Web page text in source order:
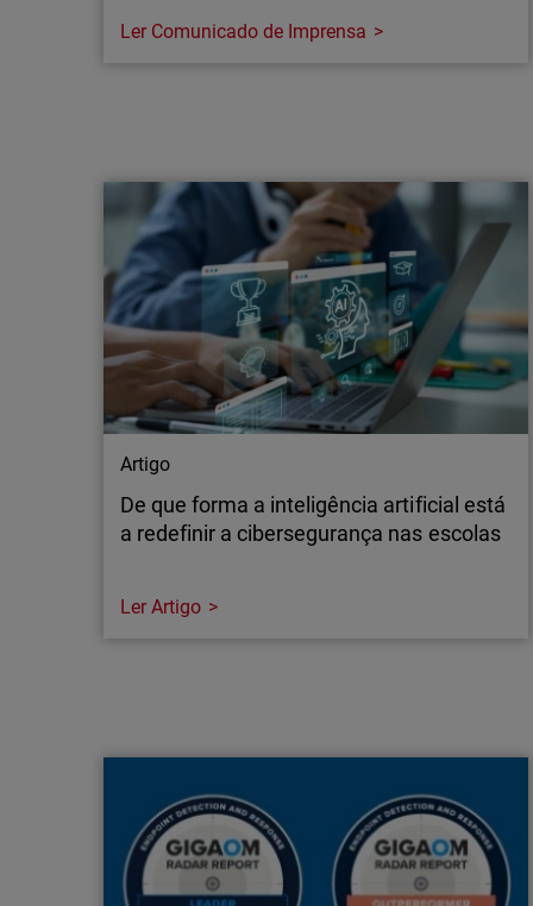
A WatchGuard® Technologies, líder global em
cibersegurança unificada para fornecedores
de serviços geridos (MSPs), anunciou hoje
novos investimentos em IA de fronteira para
segurança de aplicações, alargando o acesso
a capacidades avançadas tanto da OpenAI
como da Anthropic. Ao contrário de…
Ler Comunicado de Imprensa
Artigo
De que forma a inteligência artificial está
a redefinir a cibersegurança nas escolas
ensino básico e secundário. Descubra como
as escolas podem defender as salas de aula,
proteger os dados dos alunos e cumprir as
normas de conformidade em meio aos
Ler Artigo